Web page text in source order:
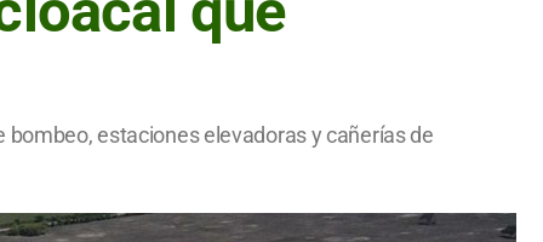
estaciones elevadoras y cañerías de